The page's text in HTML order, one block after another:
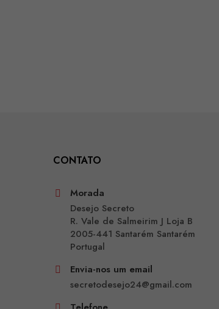
CONTATO
Morada
Desejo Secreto
R. Vale de Salmeirim J Loja B
2005-441 Santarém Santarém
Portugal
Envia-nos um email
secretodesejo24@gmail.com